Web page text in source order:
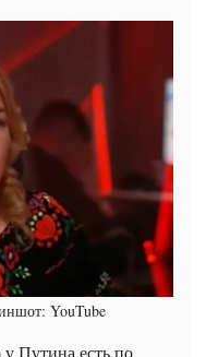
YouTube
Путина есть по